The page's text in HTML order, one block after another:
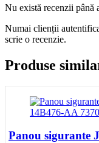
Nu există recenzii până
Numai clienții
scrie o recenzie.
Produse
Panou sigurante